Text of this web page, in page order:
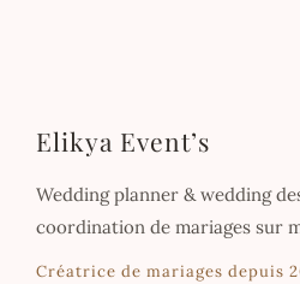
Elikya Event’s
Wedding planner & wedding
coordination de mariages sur
Créatrice de mariages depuis